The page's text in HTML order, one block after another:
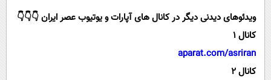
ویدئوهای دیدنی دیگر در کانال های آپارات و یوتیوب عصر ایران 👇👇👇
کانال 1
aparat.com/asriran
کانال 2